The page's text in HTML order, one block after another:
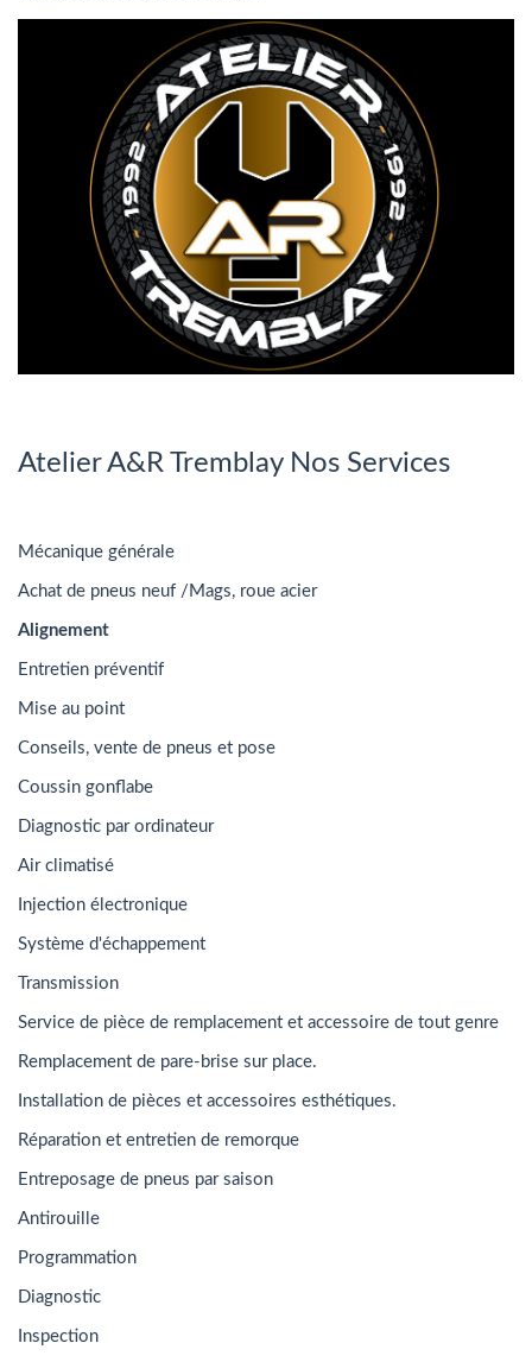
Atelier A&R Tremblay Nos Services
Mécanique générale
Achat de pneus neuf /Mags, roue acier
Alignement
Entretien préventif
Mise au point
Conseils, vente de pneus et pose
Coussin gonflabe
Diagnostic par ordinateur
Air climatisé
Injection électronique
Système d'échappement
Transmission
Service de pièce de remplacement et accessoire de tout genre
Remplacement de pare-brise sur place.
Installation de pièces et accessoires esthétiques.
Réparation et entretien de remorque
Entreposage de pneus par saison
Antirouille
Programmation
Diagnostic
Inspection